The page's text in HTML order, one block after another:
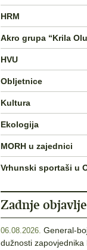
HRM
Akro grupa “Krila
HVU
Obljetnice
Kultura
Ekologija
MORH u zajednici
Vrhunski sportaši u
Zadnje
06.08.2026. General-
dužnosti zapovjednika